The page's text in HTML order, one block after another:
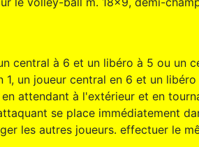
central à 6 et un libéro à 5 ou un
un joueur central en 6 et un
attendant à l'extérieur et en
se place immédiatement
les autres joueurs. effectuer le